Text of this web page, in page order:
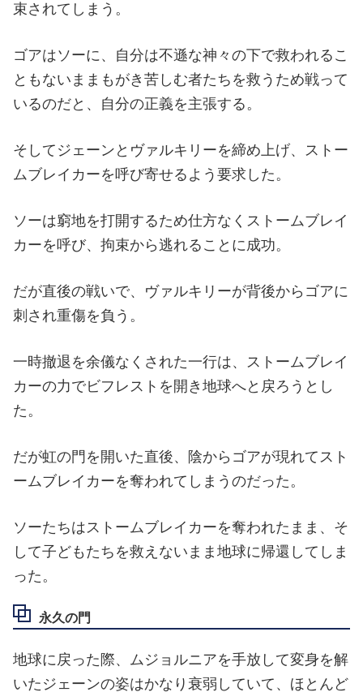
束されてしまう。
ゴアはソーに、自分は不遜な神々の下で救われるこ
ともないままもがき苦しむ者たちを救うため戦って
いるのだと、自分の正義を主張する。
そしてジェーンとヴァルキリーを締め上げ、ストー
ムブレイカーを呼び寄せるよう要求した。
ソーは窮地を打開するため仕方なくストームブレイ
カーを呼び、拘束から逃れることに成功。
だが直後の戦いで、ヴァルキリーが背後からゴアに
刺され重傷を負う。
一時撤退を余儀なくされた一行は、ストームブレイ
カーの力でビフレストを開き地球へと戻ろうとし
た。
だが虹の門を開いた直後、陰からゴアが現れてスト
ームブレイカーを奪われてしまうのだった。
ソーたちはストームブレイカーを奪われたまま、そ
して子どもたちを救えないまま地球に帰還してしま
った。
永久の門
地球に戻った際、ムジョルニアを手放して変身を解
いたジェーンの姿はかなり衰弱していて、ほとんど